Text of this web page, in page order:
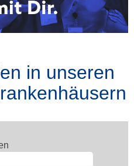
in unseren